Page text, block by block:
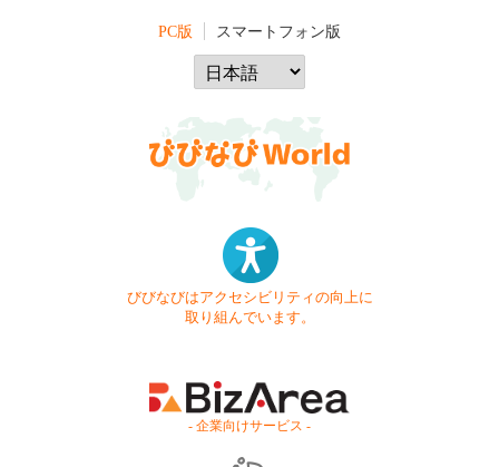
PC版 スマートフォン版
びびなびはアクセシビリティの向上に
取り組んでいます。
- 企業向けサービス -